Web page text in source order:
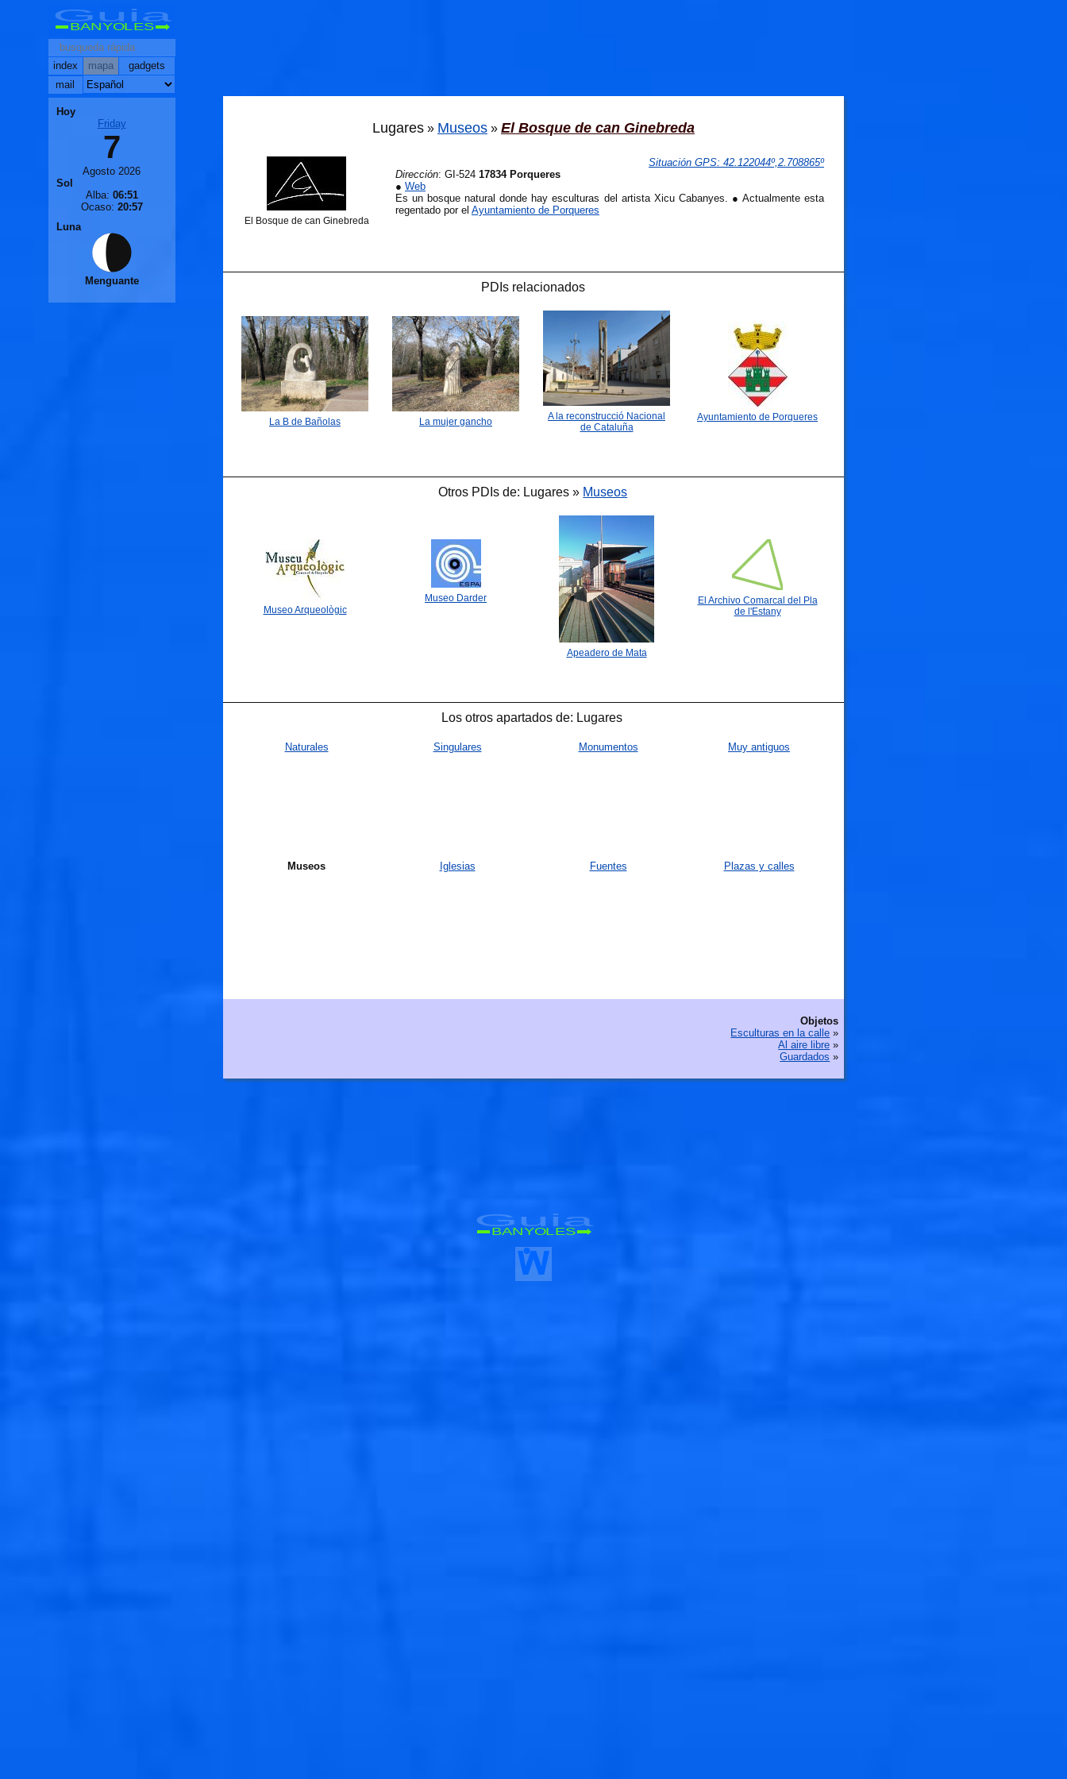
Lugares » Museos » El Bosque de can Ginebreda
El Bosque de can Ginebreda
Situación GPS: 42.122044º,2.708865º
Dirección: GI-524 17834 Porqueres
● Web
Es un bosque natural donde hay esculturas del artista Xicu Cabanyes. ● Actualmente esta
regentado por el Ayuntamiento de Porqueres
PDIs relacionados
La B de Bañolas La mujer gancho
A la reconstrucció Nacional
de Cataluña
Ayuntamiento de Porqueres
Otros PDIs de: Lugares » Museos
Museo Arqueològic
Museo Darder
Apeadero de Mata
El Archivo Comarcal del Pla
de l'Estany
Los otros apartados de: Lugares
Naturales Singulares Monumentos Muy antiguos
Museos Iglesias Fuentes Plazas y calles
Objetos
Esculturas en la calle »
Al aire libre »
Guardados »
Guia
BANYOLES
Guia
BANYOLES
index mapa
gadgets
mail
Hoy
Friday
7
Agosto 2026
Sol
Alba: 06:51
Ocaso: 20:57
Luna
Menguante
🐟
🐟
🐟